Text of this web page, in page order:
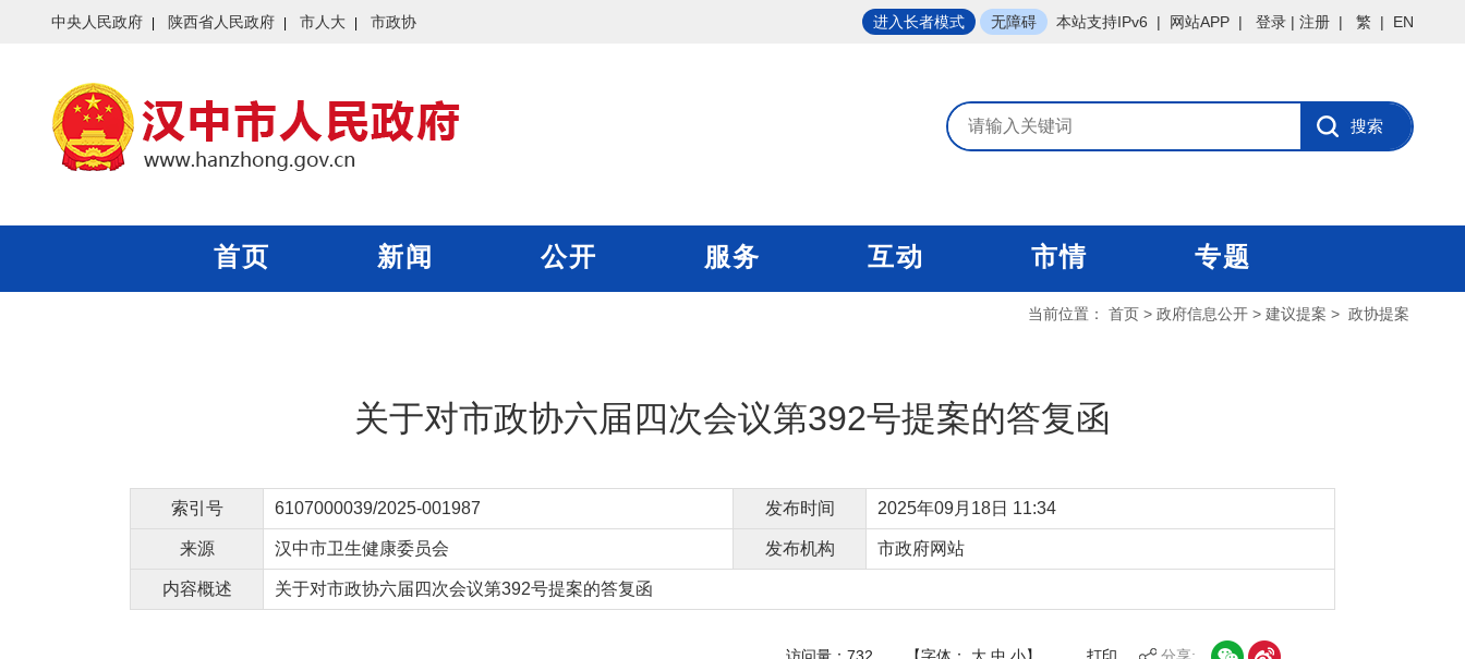
中央人民政府 陕西省人民政府 市人大 市政协 进入长者模式 无障碍 本站支持IPv6 | 网站APP | 登录 | 注册 | 繁 | EN
首页 新闻 公开 服务 互动 市情 专题
当前位置： 首页 > 政府信息公开 > 建议提案 > 政协提案
关于对市政协六届四次会议第392号提案的答复函
索引号 6107000039/2025-001987 发布时间 2025年09月18日 11:34
来源 汉中市卫生健康委员会 发布机构 市政府网站
内容概述 关于对市政协六届四次会议第392号提案的答复函